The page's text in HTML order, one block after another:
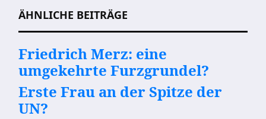
ÄHNLICHE BEITRÄGE
Friedrich Merz: eine
umgekehrte Furzgrundel?
Erste Frau an der Spitze der
UN?